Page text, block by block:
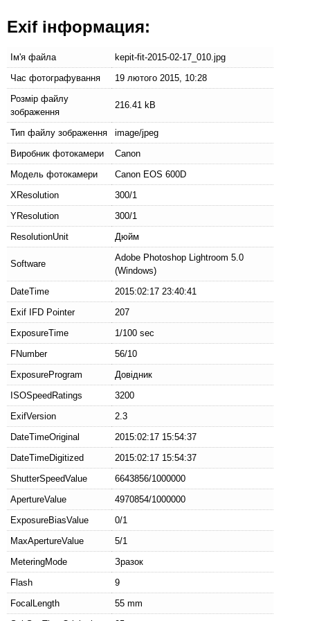
Exif інформация:
Ім'я файла
kepit-fit-2015-02-17_010.jpg
Час фотографування
19 лютого 2015, 10:28
Розмір файлу
зображення
216.41 kB
Тип файлу зображення
image/jpeg
Виробник фотокамери
Canon
Модель фотокамери
Canon EOS 600D
XResolution
300/1
YResolution
300/1
ResolutionUnit
Дюйм
Software
Adobe Photoshop Lightroom 5.0
(Windows)
DateTime
2015:02:17 23:40:41
Exif IFD Pointer
207
ExposureTime
1/100 sec
FNumber
56/10
ExposureProgram
Довідник
ISOSpeedRatings
3200
ExifVersion
2.3
DateTimeOriginal
2015:02:17 15:54:37
DateTimeDigitized
2015:02:17 15:54:37
ShutterSpeedValue
6643856/1000000
ApertureValue
4970854/1000000
ExposureBiasValue
0/1
MaxApertureValue
5/1
MeteringMode
Зразок
Flash
9
FocalLength
55 mm